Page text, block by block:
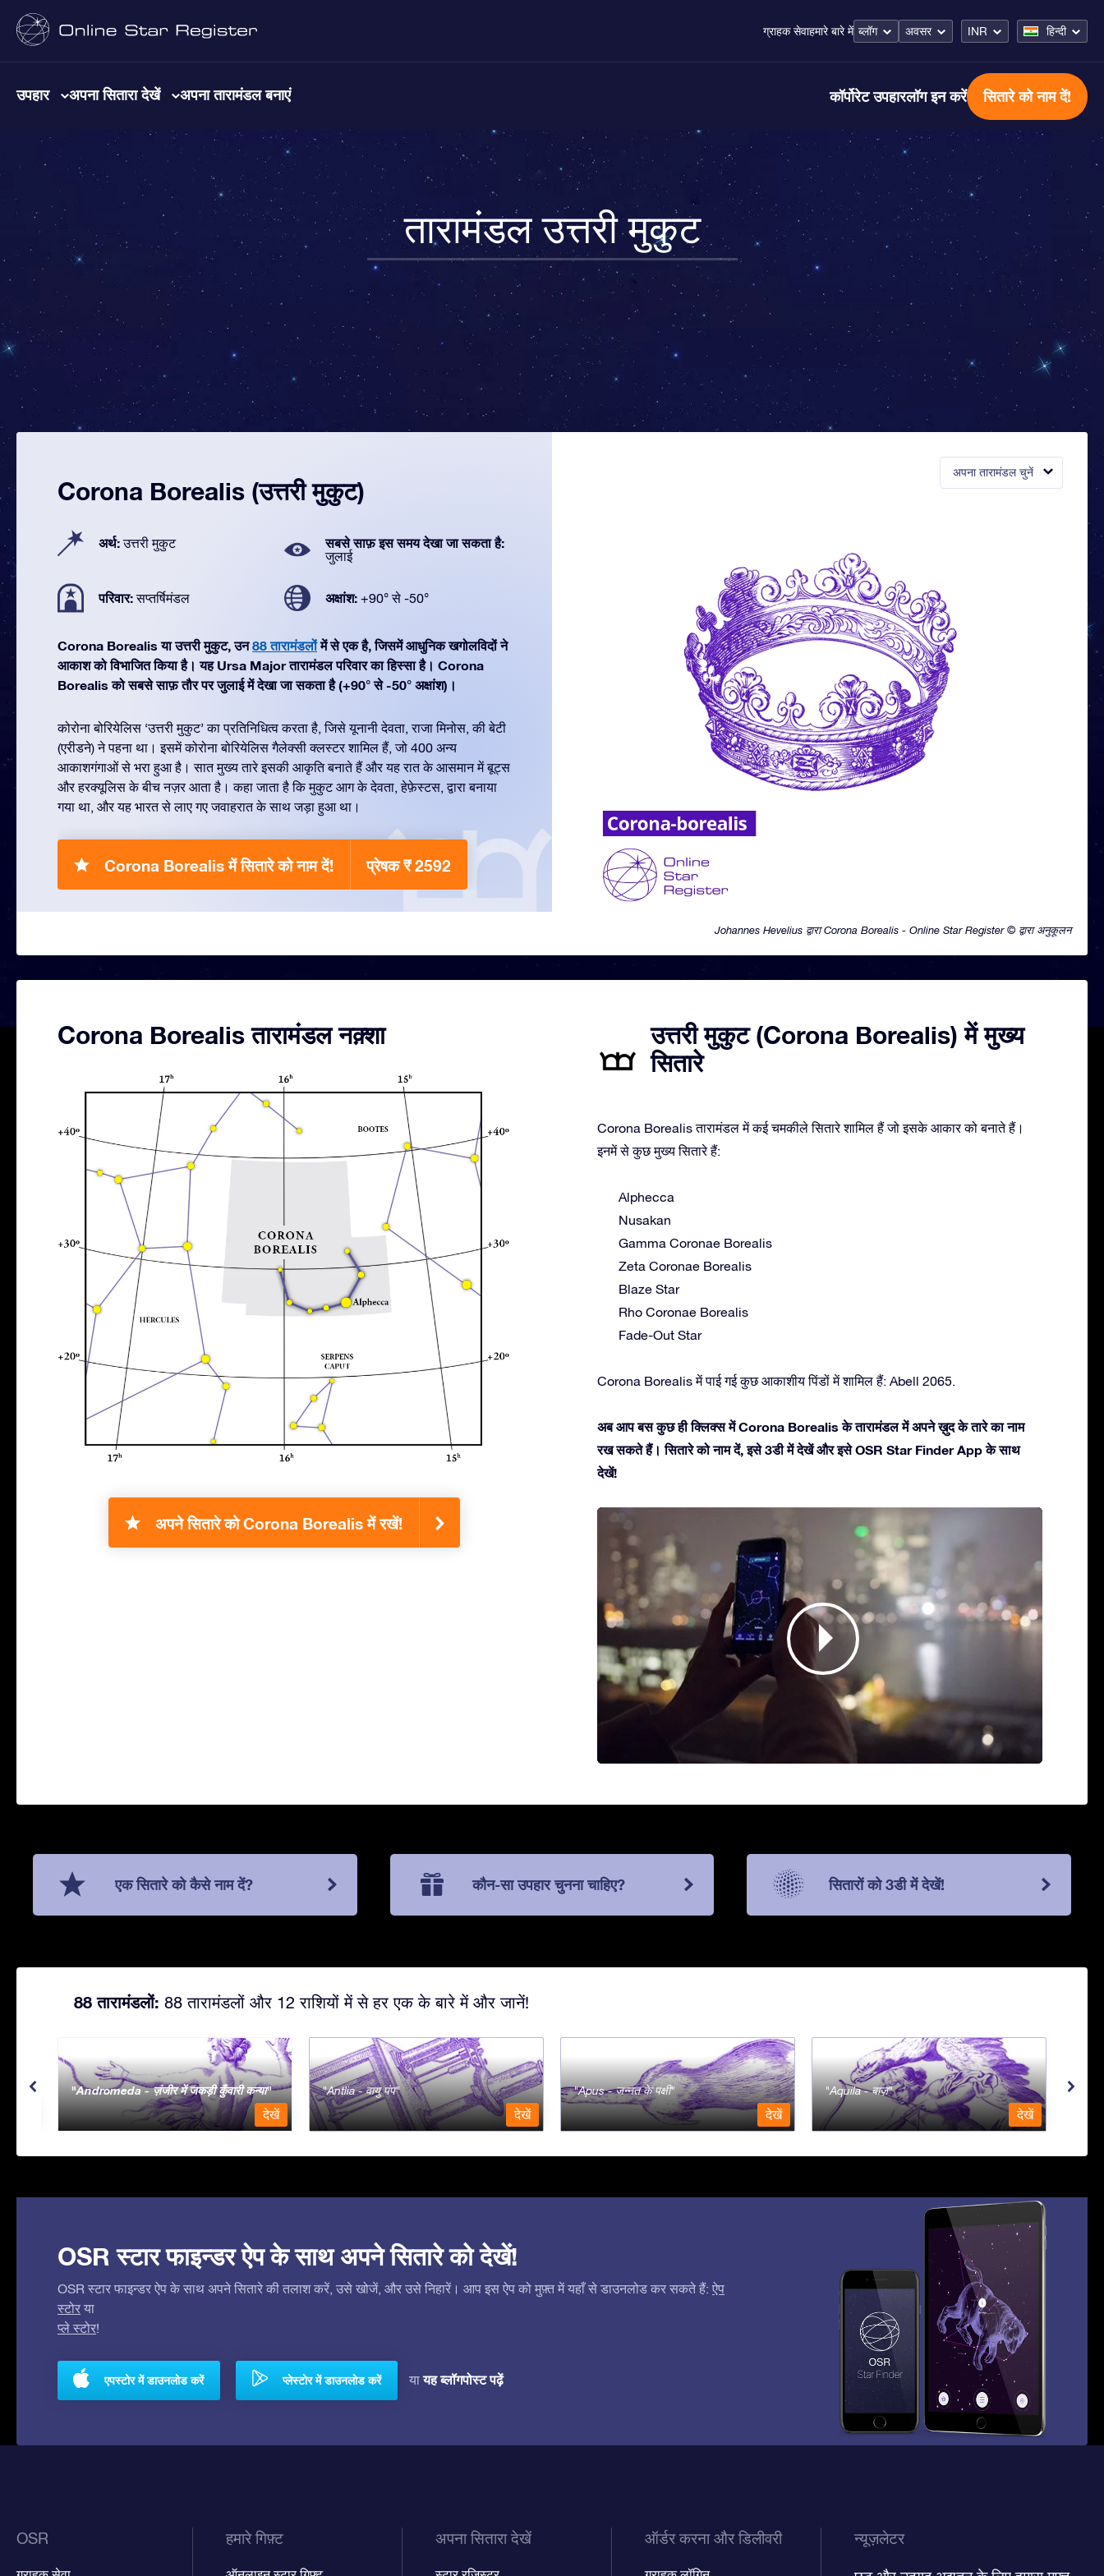
ग्राहक सेवाहमारे बारे में ब्लॉग अवसर INR हिन्दी
उपहार अपना सितारा देखें अपना तारामंडल बनाएं कॉर्पोरेट उपहारलॉग इन करें सितारे को नाम दें!
तारामंडल उत्तरी मुकुट
अपना तारामंडल चुनें
Johannes Hevelius द्वारा Corona Borealis - Online Star Register © द्वारा अनुकूलन
Corona Borealis (उत्तरी मुकुट)
अर्थ:उत्तरी मुकुट सबसे साफ़ इस समय देखा जा सकता है:
जुलाई
परिवार:सप्तर्षिमंडल अक्षांश: +90° से -50°
Corona Borealis या उत्तरी मुकुट, उन88 तारामंडलोंमें से एक है, जिसमें आधुनिक खगोलविदों ने
आकाश को विभाजित किया है। यह Ursa Major तारामंडल परिवार का हिस्सा है। Corona
Borealis को सबसे साफ़ तौर पर जुलाई में देखा जा सकता है (+90° से -50° अक्षांश)।
कोरोना बोरियेलिस ‘उत्तरी मुकुट’ का प्रतिनिधित्व करता है, जिसे यूनानी देवता, राजा मिनोस, की बेटी
(एरीडने) ने पहना था। इसमें कोरोना बोरियेलिस गैलेक्सी क्लस्टर शामिल हैं, जो 400 अन्य
आकाशगंगाओं से भरा हुआ है। सात मुख्य तारे इसकी आकृति बनाते हैं और यह रात के आसमान में बूट्स
और हरक्यूलिस के बीच नज़र आता है। कहा जाता है कि मुकुट आग के देवता, हेफ़ेस्टस, द्वारा बनाया
गया था, और यह भारत से लाए गए जवाहरात के साथ जड़ा हुआ था।
Corona Borealis में सितारे को नाम दें! प्रेषक ₹ 2592
Corona Borealis तारामंडल नक़्शा
अपने सितारे को Corona Borealis में रखें!
उत्तरी मुकुट (Corona Borealis) में मुख्य
सितारे
Corona Borealis तारामंडल में कई चमकीले सितारे शामिल हैं जो इसके आकार को बनाते हैं।
इनमें से कुछ मुख्य सितारे हैं:
Alphecca
Nusakan
Gamma Coronae Borealis
Zeta Coronae Borealis
Blaze Star
Rho Coronae Borealis
Fade-Out Star
Corona Borealis में पाई गई कुछ आकाशीय पिंडों में शामिल हैं: Abell 2065.
अब आप बस कुछ ही क्लिक्स में Corona Borealis के तारामंडल में अपने ख़ुद के तारे का नाम
रख सकते हैं। सितारे को नाम दें, इसे 3डी में देखें और इसे OSR Star Finder App के साथ
देखें!
एक सितारे को कैसे नाम दें? कौन-सा उपहार चुनना चाहिए? सितारों को 3डी में देखें!
88 तारामंडलों: 88 तारामंडलों और 12 राशियों में से हर एक के बारे में और जानें!
Andromeda - ज़ंजीर में जकड़ी कुँवारी कन्या
देखें
Antlia - वायु पंप
देखें
Apus - जन्नत के पक्षी
देखें
Aquila - बाज़
देखें
OSR स्टार फाइन्डर ऐप के साथ अपने सितारे को देखें!
OSR स्टार फाइन्डर ऐप के साथ अपने सितारे की तलाश करें, उसे खोजें, और उसे निहारें। आप इस ऐप को मुफ़्त में यहाँ से डाउनलोड कर सकते हैं: ऐप
स्टोर या
प्ले स्टोर!
एपस्टोर में डाउनलोड करें प्लेस्टोर में डाउनलोड करें यायह ब्लॉगपोस्ट पढ़ें
OSR हमारे गिफ़्ट अपना सितारा देखें ऑर्डर करना और डिलीवरी न्यूज़लेटर